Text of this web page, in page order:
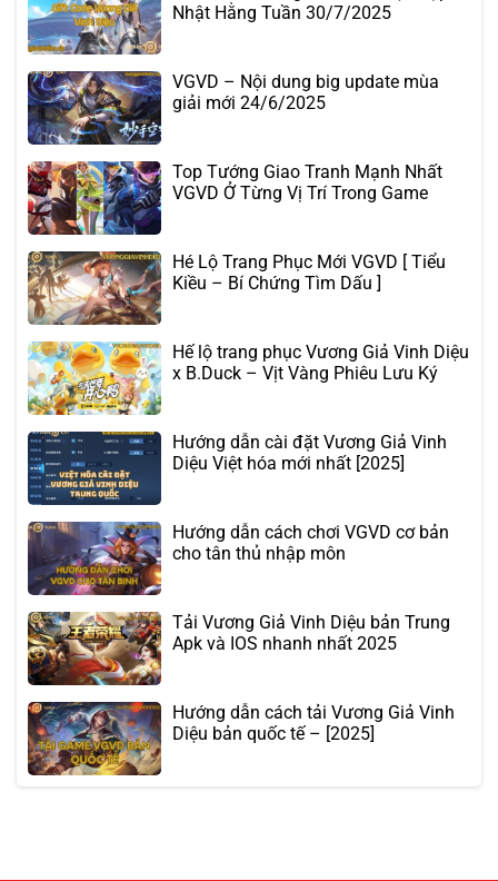
Nhật Hằng Tuần 30/7/2025
VGVD – Nội dung big update mùa
giải mới 24/6/2025
Top Tướng Giao Tranh Mạnh Nhất
VGVD Ở Từng Vị Trí Trong Game
Hé Lộ Trang Phục Mới VGVD [ Tiểu
Kiều – Bí Chứng Tìm Dấu ]
Hế lộ trang phục Vương Giả Vinh Diệu
x B.Duck – Vịt Vàng Phiêu Lưu Ký
Hướng dẫn cài đặt Vương Giả Vinh
Diệu Việt hóa mới nhất [2025]
Hướng dẫn cách chơi VGVD cơ bản
cho tân thủ nhập môn
Tải Vương Giả Vinh Diệu bản Trung
Apk và IOS nhanh nhất 2025
Hướng dẫn cách tải Vương Giả Vinh
Diệu bản quốc tế – [2025]